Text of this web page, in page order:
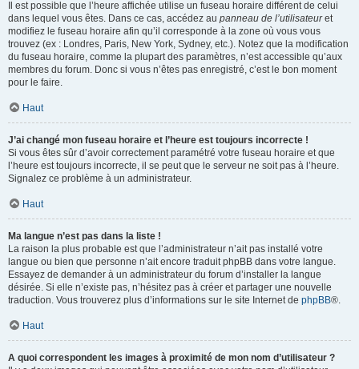
Il est possible que l’heure affichée utilise un fuseau horaire différent de celui
dans lequel vous êtes. Dans ce cas, accédez au panneau de l’utilisateuret
modifiez le fuseau horaire afin qu’il corresponde à la zone où vous vous
trouvez (ex : Londres, Paris, New York, Sydney, etc.). Notez que la modification
du fuseau horaire, comme la plupart des paramètres, n’est accessible qu’aux
membres du forum. Donc si vous n’êtes pas enregistré, c’est le bon moment
pour le faire.
Haut
J’ai changé mon fuseau horaire et l’heure est toujours incorrecte !
Si vous êtes sûr d’avoir correctement paramétré votre fuseau horaire et que
l’heure est toujours incorrecte, il se peut que le serveur ne soit pas à l’heure.
Signalez ce problème à un administrateur.
Haut
Ma langue n’est pas dans la liste !
La raison la plus probable est que l’administrateur n’ait pas installé votre
langue ou bien que personne n’ait encore traduit phpBB dans votre langue.
Essayez de demander à un administrateur du forum d’installer la langue
désirée. Si elle n’existe pas, n’hésitez pas à créer et partager une nouvelle
traduction. Vous trouverez plus d’informations sur le site Internet de phpBB®.
Haut
A quoi correspondent les images à proximité de mon nom d’utilisateur ?